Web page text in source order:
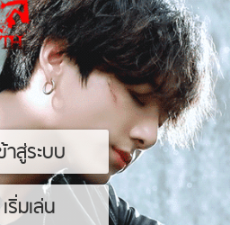
าสู่ระบบ
เริ่มเล่น